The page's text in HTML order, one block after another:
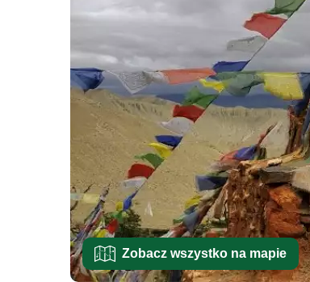
Zobacz wszystko na mapie